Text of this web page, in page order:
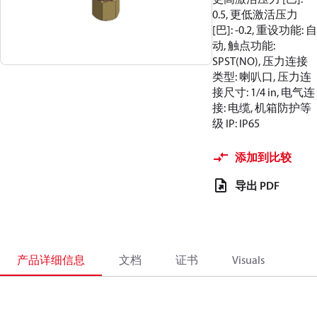
0.5, 更低激活压力
[巴]: -0.2, 重设功能: 自
动, 触点功能:
SPST(NO), 压力连接
类型: 喇叭口, 压力连
接尺寸: 1/4 in, 电气连
接: 电缆, 机箱防护等
级 IP: IP65
添加到比较
导出 PDF
产品详细信息 文档 证书 Visuals